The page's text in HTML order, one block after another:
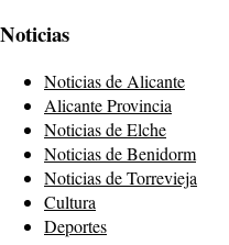
Noticias
Noticias de Alicante
Alicante Provincia
Noticias de Elche
Noticias de Benidorm
Noticias de Torrevieja
Cultura
Deportes